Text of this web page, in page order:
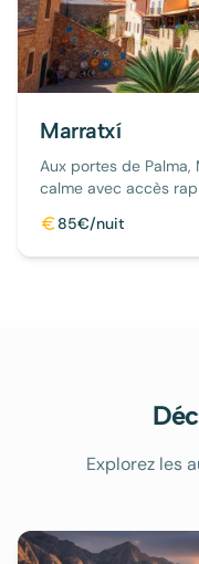
Marratxí
Aux portes de
calme avec accès
85€/nuit
Explorez les